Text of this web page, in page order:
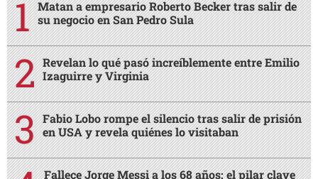
Matan a empresario Roberto Becker tras salir de
su negocio en San Pedro Sula
Revelan lo qué pasó increíblemente entre Emilio
Izaguirre y Virginia
Fabio Lobo rompe el silencio tras salir de prisión
en USA y revela quiénes lo visitaban
Fallece Jorge Messi a los 68 años: el pilar clave